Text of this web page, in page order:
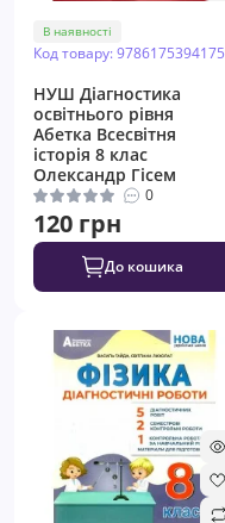
В наявності
Код товару: 9786175394175
НУШ Діагностика
освітнього рівня
Абетка Всесвітня
історія 8 клас
Олександр Гісем
0
120 грн
До кошика